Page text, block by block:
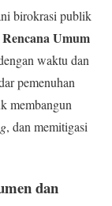
birokrasi publik
Umum
waktu dan
pemenuhan
membangun
, dan memitigasi
dan